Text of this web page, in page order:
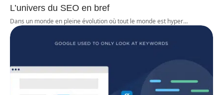
L’univers du SEO en bref
Dans un monde en pleine évolution où tout le monde est hyper…